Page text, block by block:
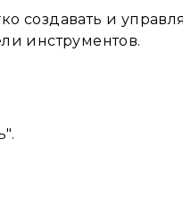
создавать и
инструментов.